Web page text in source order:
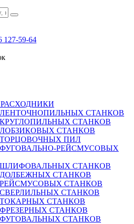
127-59-64
СТАНКОВ
СТАНКОВ
СТАНКОВ
ПИЛ
РЕЙСМУСОВЫХ
ШЛИФОВАЛЬНЫХ СТАНКОВ
СТАНКОВ
СТАНКОВ
СТАНКОВ
СТАНКОВ
СТАНКОВ
СТАНКОВ